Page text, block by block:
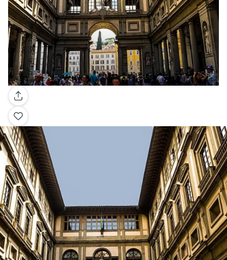
Galería